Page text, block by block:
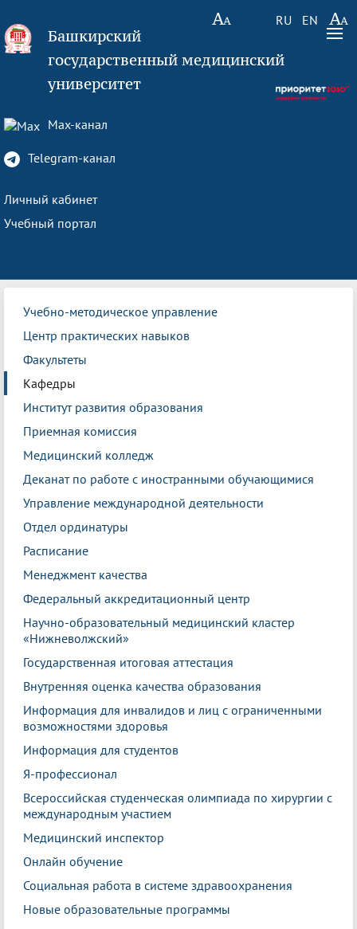
RU EN
Башкирский
государственный медицинский
университет
Max-канал
Telegram-канал
Личный кабинет
Учебный портал
Учебно-методическое управление
Центр практических навыков
Факультеты
Кафедры
Институт развития образования
Приемная комиссия
Медицинский колледж
Деканат по работе с иностранными обучающимися
Управление международной деятельности
Отдел ординатуры
Расписание
Менеджмент качества
Федеральный аккредитационный центр
Научно-образовательный медицинский кластер
«Нижневолжский»
Государственная итоговая аттестация
Внутренняя оценка качества образования
Информация для инвалидов и лиц с ограниченными
возможностями здоровья
Информация для студентов
Я-профессионал
Всероссийская студенческая олимпиада по хирургии с
международным участием
Медицинский инспектор
Онлайн обучение
Социальная работа в системе здравоохранения
Новые образовательные программы